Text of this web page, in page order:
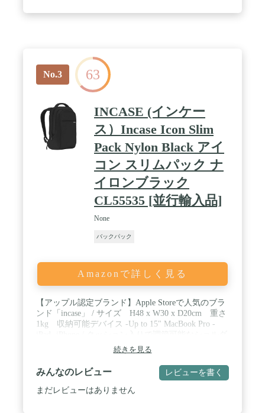
No.3 63
INCASE (インケー
ス）Incase Icon Slim
Pack Nylon Black アイ
コン スリムパック ナ
イロンブラック
CL55535 [並行輸入品]
None
バックパック
Amazonで詳しく見る
【アップル認定ブランド】Apple Storeで人気のブラ
ンド「incase」 / サイズ H48 x W30 x D20cm 重さ
1kg 収納可能デバイス -Up to 15" MacBook Pro -
ーストラップは、人間工学に基づいたデザイン設計
/ メインコンパートメントには、必需品を保護、整
理が簡単にできる複数のコンパートメント / サブコ
ンパートメントは、起毛した裏地で作られた15イン
チMacBook Proまでが収納可能
続きを見る
みんなのレビュー レビューを書く
まだレビューはありません